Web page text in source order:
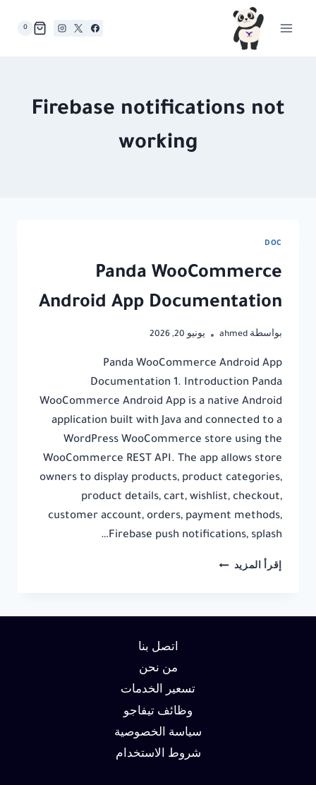
0
Firebase notifications not
working
DOC
Panda WooCommerce
Android App Documentation
بواسطة ahmed يونيو 20, 2026
Panda WooCommerce Android App
Documentation 1. Introduction Panda
WooCommerce Android App is a native Android
application built with Java and connected to a
WordPress WooCommerce store using the
WooCommerce REST API. The app allows store
owners to display products, product categories,
product details, cart, wishlist, checkout,
customer account, orders, payment methods,
Firebase push notifications, splash…
إقرأ المزيد PANDA
اتصل بنا
من نحن
تسعير الخدمات
وظائف تيفاجو
سياسة الخصوصية
شروط الاستخدام